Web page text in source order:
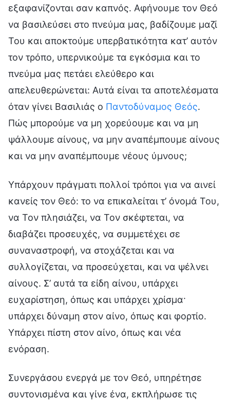
εξαφανίζονται σαν καπνός. Αφήνουμε τον Θεό
να βασιλεύσει στο πνεύμα μας, βαδίζουμε μαζί
Του και αποκτούμε υπερβατικότητα κατ’ αυτόν
τον τρόπο, υπερνικούμε τα εγκόσμια και το
πνεύμα μας πετάει ελεύθερο και
απελευθερώνεται: Αυτά είναι τα αποτελέσματα
όταν γίνει Βασιλιάς ο Παντοδύναμος Θεός.
Πώς μπορούμε να μη χορεύουμε και να μη
ψάλλουμε αίνους, να μην αναπέμπουμε αίνους
και να μην αναπέμπουμε νέους ύμνους;
Υπάρχουν πράγματι πολλοί τρόποι για να αινεί
κανείς τον Θεό: το να επικαλείται τ’ όνομά Του,
να Τον πλησιάζει, να Τον σκέφτεται, να
διαβάζει προσευχές, να συμμετέχει σε
συναναστροφή, να στοχάζεται και να
συλλογίζεται, να προσεύχεται, και να ψέλνει
αίνους. Σ’ αυτά τα είδη αίνου, υπάρχει
ευχαρίστηση, όπως και υπάρχει χρίσμα·
υπάρχει δύναμη στον αίνο, όπως και φορτίο.
Υπάρχει πίστη στον αίνο, όπως και νέα
ενόραση.
Συνεργάσου ενεργά με τον Θεό, υπηρέτησε
συντονισμένα και γίνε ένα, εκπλήρωσε τις